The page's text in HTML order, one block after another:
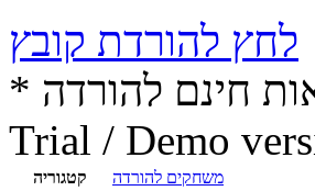
לחץ להורדת קובץ
* התכנים הינם בגירסאות חינם להורדה (Free game / software,
Trial / Demo
קטגוריה
משחקים להורדה